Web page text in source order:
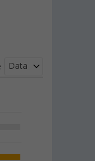
Data